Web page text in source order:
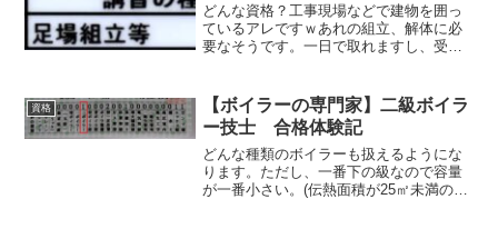
どんな資格？工事現場などで建物を囲っ
ているアレですｗあれの組立、解体に必
要なそうです。一日で取れますし、受講
すね。厚生労働省のHPによると、平成27
年７月１日以降、足場...
資格
【ボイラーの専門家】二級ボイラ
ー技士 合格体験記
どんな種類のボイラーも扱えるようにな
ります。ただし、一番下の級なので容量
が一番小さい。(伝熱面積が25㎡未満のボ